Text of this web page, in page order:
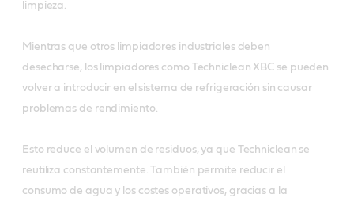
limpieza.
Mientras que otros limpiadores industriales deben
desecharse, los limpiadores como Techniclean XBC se pueden
volver a introducir en el sistema de refrigeración sin causar
problemas de rendimiento.
Esto reduce el volumen de residuos, ya que Techniclean se
reutiliza constantemente. También permite reducir el
consumo de agua y los costes operativos, gracias a la